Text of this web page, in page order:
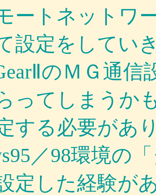
ートネットワ
設定をしてい
のＭＧ通
ってしまうか
する必要があ
／98環境の
定した経験が